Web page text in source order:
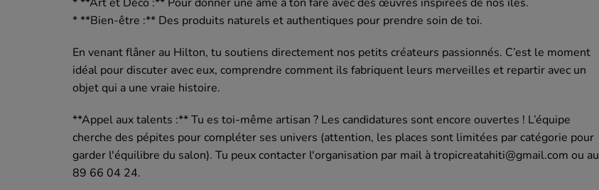
* **Bien-être :** Des produits naturels et authentiques pour prendre soin de toi.
En venant flâner au Hilton, tu soutiens directement nos petits créateurs passionnés. C’est le moment
idéal pour discuter avec eux, comprendre comment ils fabriquent leurs merveilles et repartir avec un
objet qui a une vraie histoire.
**Appel aux talents :** Tu es toi-même artisan ? Les candidatures sont encore ouvertes ! L’équipe
cherche des pépites pour compléter ses univers (attention, les places sont limitées par catégorie pour
garder l'équilibre du salon). Tu peux contacter l'organisation par mail à tropicreatahiti@gmail.com ou au
89 66 04 24.